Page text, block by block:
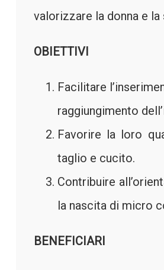
valorizzare la donna e la
OBIETTIVI
Facilitare
raggiungimento
Favorire la loro
taglio e cucito.
Contribuire
la nascita di micro
BENEFICIARI